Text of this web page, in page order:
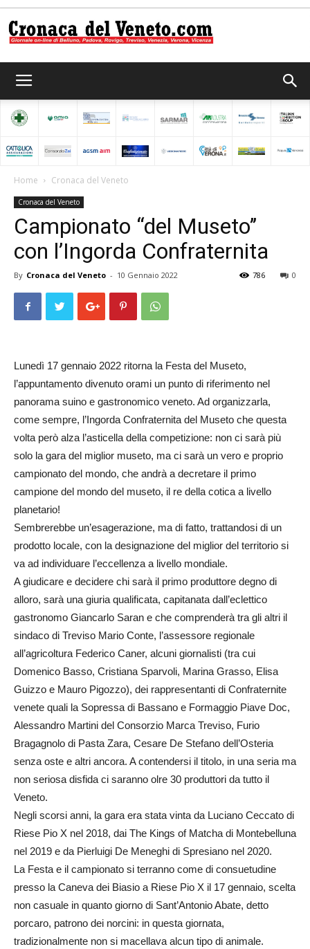
del
Home Cronaca del Veneto
Cronaca del Veneto
Campionato “del Museto’’
con l’Ingorda Confraternita
By Cronaca del Veneto - 10 Gennaio 2022 0
786
Lunedì 17 gennaio 2022 ritorna la Festa del Museto,
l’appuntamento divenuto orami un punto di riferimento nel
panorama suino e gastronomico veneto. Ad organizzarla,
come sempre, l’Ingorda Confraternita del Museto che questa
volta però alza l’asticella della competizione: non ci sarà più
solo la gara del miglior museto, ma ci sarà un vero e proprio
campionato del mondo, che andrà a decretare il primo
campione del mondo del museto, il re della cotica a livello
planetario!
Sembrerebbe un’esagerazione, ma di fatto, trattandosi di un
prodotto locale, con la designazione del miglior del territorio si
va ad individuare l’eccellenza a livello mondiale.
A giudicare e decidere chi sarà il primo produttore degno di
alloro, sarà una giuria qualificata, capitanata dall’eclettico
gastronomo Giancarlo Saran e che comprenderà tra gli altri il
sindaco di Treviso Mario Conte, l’assessore regionale
all’agricoltura Federico Caner, alcuni giornalisti (tra cui
Domenico Basso, Cristiana Sparvoli, Marina Grasso, Elisa
Guizzo e Mauro Pigozzo), dei rappresentanti di Confraternite
venete quali la Sopressa di Bassano e Formaggio Piave Doc,
Alessandro Martini del Consorzio Marca Treviso, Furio
Bragagnolo di Pasta Zara, Cesare De Stefano dell’Osteria
senza oste e altri ancora. A contendersi il titolo, in una seria ma
non seriosa disfida ci saranno olre 30 produttori da tutto il
Veneto.
Negli scorsi anni, la gara era stata vinta da Luciano Ceccato di
Riese Pio X nel 2018, dai The Kings of Matcha di Montebelluna
nel 2019 e da Pierluigi De Meneghi di Spresiano nel 2020.
La Festa e il campionato si terranno come di consuetudine
presso la Caneva dei Biasio a Riese Pio X il 17 gennaio, scelta
non casuale in quanto giorno di Sant’Antonio Abate, detto
porcaro, patrono dei norcini: in questa giornata,
tradizionalmente non si macellava alcun tipo di animale.